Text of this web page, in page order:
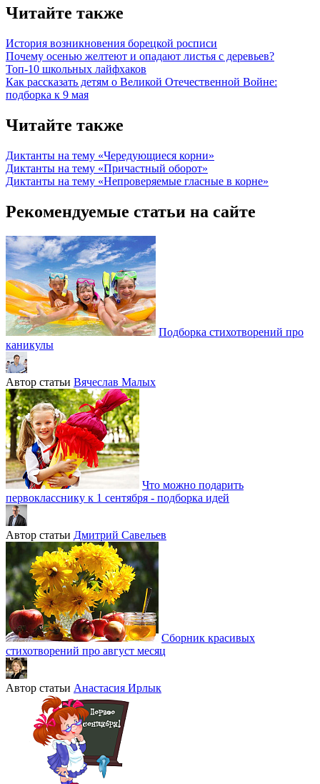
Читайте также
История возникновения борецкой росписи
Почему осенью желтеют и опадают листья с деревьев?
Топ-10 школьных лайфхаков
Как рассказать детям о Великой Отечественной Войне:
подборка к 9 мая
Читайте также
Диктанты на тему «Чередующиеся корни»
Диктанты на тему «Причастный оборот»
Диктанты на тему «Непроверяемые гласные в корне»
Рекомендуемые статьи на сайте
Подборка стихотворений про
каникулы
Автор статьи Вячеслав Малых
Что можно подарить
первокласснику к 1 сентября - подборка идей
Автор статьи Дмитрий Савельев
Сборник красивых
стихотворений про август месяц
Автор статьи Анастасия Ирлык